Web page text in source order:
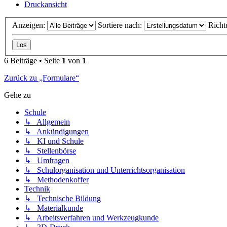
Druckansicht
Anzeigen: Sortiere nach:
6 Beiträge • Seite 1 von 1
Zurück zu „Formulare“
Gehe zu
Schule
↳ Allgemein
↳ Ankündigungen
↳ KI und Schule
↳ Stellenbörse
↳ Umfragen
↳ Schulorganisation und Unterrichtsorganisation
↳ Methodenkoffer
Technik
↳ Technische Bildung
↳ Materialkunde
↳ Arbeitsverfahren und Werkzeugkunde